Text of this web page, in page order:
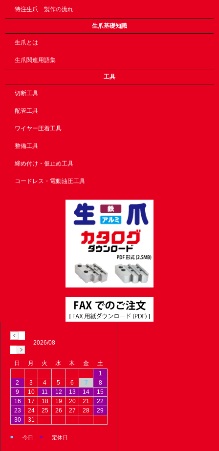
特注生爪 製作の流れ
生爪基礎知識
生爪とは
生爪関連用語集
工具
切断工具
配管工具
ワイヤー圧着工具
整備工具
締め付け・仮止め工具
コードレス・電動油圧工具
2026/08
日 月 火 水 木 金
土
1
2
3 4 5 6 7
8
9
10 11 12 13 14
15
16
17 18 19 20 21
22
23
24 25 26 27 28
29
30
31
■ 今日 ■ 定休日